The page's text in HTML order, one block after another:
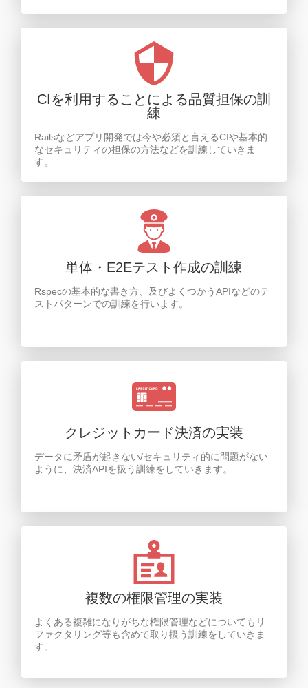
CIを利用することによる品質担保の訓
練
Railsなどアプリ開発では今や必須と言えるCIや基本的
なセキュリティの担保の方法などを訓練していきま
す。
単体・E2Eテスト作成の訓練
Rspecの基本的な書き方、及びよくつかうAPIなどのテ
ストパターンでの訓練を行います。
クレジットカード決済の実装
データに矛盾が起きない/セキュリティ的に問題がない
ように、決済APIを扱う訓練をしていきます。
複数の権限管理の実装
よくある複雑になりがちな権限管理などについてもリ
ファクタリング等も含めて取り扱う訓練をしていきま
す。